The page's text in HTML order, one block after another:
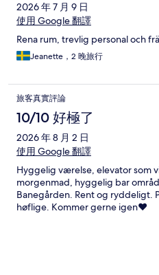
2026 年 7 月 9 日
使用 Google 翻譯
Rena rum, trevlig personal och
Jeanette，2 晚旅行
旅客真實評論
10/10 好極了
2026 年 8 月 2 日
使用 Google 翻譯
Hyggelig værelse, elevator som
morgenmad, hyggelig bar
Banegården. Rent og ryddeligt.
høflige. Kommer gerne igen❤️